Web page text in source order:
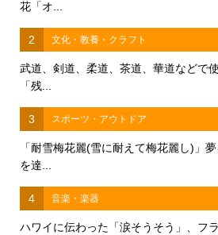
花「オ...
2 文化・教養・クラフト
武道、剣道、柔道、茶道、華道などで
「残...
3 スポーツ・アウトドア
「耐雪梅花麗(雪に耐えて梅花麗し)」
を達...
4 音楽・楽器
ハワイに伝わった「涙そうそう」、フ